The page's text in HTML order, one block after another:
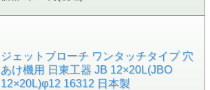
ジェットブローチ ワンタッチタイプ 穴
あけ機用 日東工器 JB 12×20L(JBO
12×20L)φ12 16312 日本製